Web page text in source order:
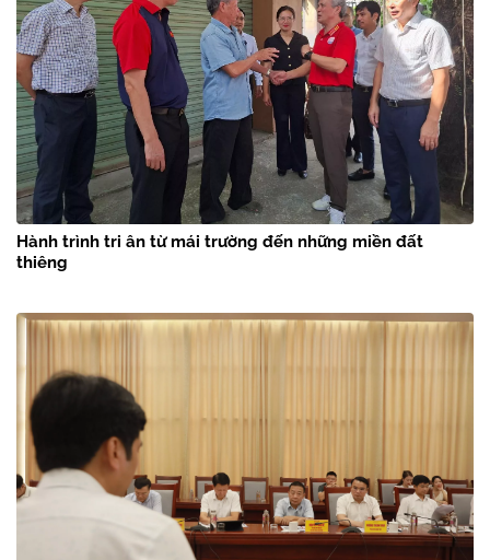
Hành trình tri ân từ mái trường đến những miền đất
thiêng